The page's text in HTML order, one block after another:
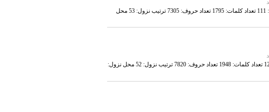
نام سوره: یوسف تعداد آیات: 111 تعداد کلمات: 1795 تعداد حروف: 7305 ترتیب نزول: 53 محل
نام سوره: هود تعداد آیات: 123 تعداد کلمات: 1948 تعداد حروف: 7820 ترتیب نزول: 52 محل نزول: